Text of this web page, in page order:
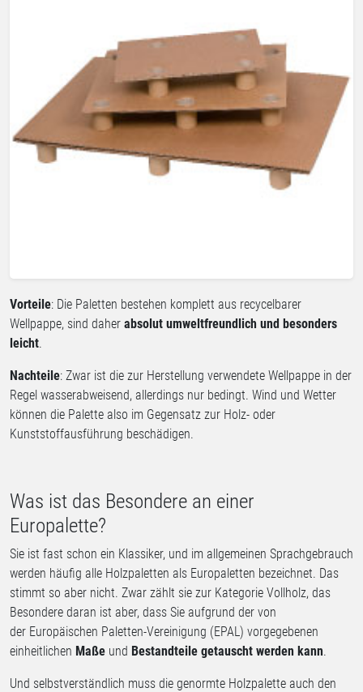
Vorteile: Die Paletten bestehen komplett aus recycelbarer
Wellpappe, sind daher absolut umweltfreundlich und besonders
leicht.
Nachteile: Zwar ist die zur Herstellung verwendete Wellpappe in der
Regel wasserabweisend, allerdings nur bedingt. Wind und Wetter
können die Palette also im Gegensatz zur Holz- oder
Kunststoffausführung beschädigen.
Was ist das Besondere an einer
Europalette?
Sie ist fast schon ein Klassiker, und im allgemeinen Sprachgebrauch
werden häufig alle Holzpaletten als Europaletten bezeichnet. Das
stimmt so aber nicht. Zwar zählt sie zur Kategorie Vollholz, das
Besondere daran ist aber, dass Sie aufgrund der von
der Europäischen Paletten-Vereinigung (EPAL) vorgegebenen
einheitlichen Maße und Bestandteile getauscht werden kann.
Und selbstverständlich muss die genormte Holzpalette auch den